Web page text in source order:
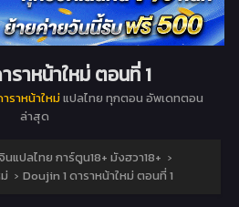
ราหน้าใหม่ ตอนที่ 1
ราหน้าใหม่แปลไทย ทุกตอน อัพเดทตอน
ล่าสุด
แปลไทย การ์ตูน18+ มังฮวา18+ ›
› Doujin 1 ดาราหน้าใหม่ ตอนที่ 1